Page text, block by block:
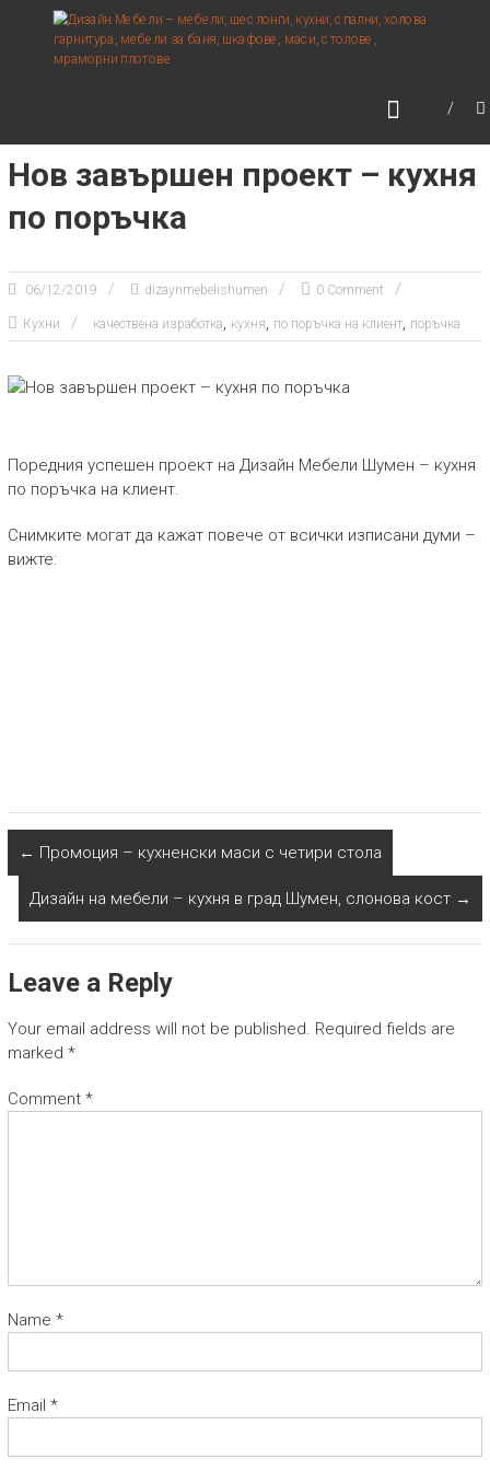
content
ДИЗАЙН МЕБЕЛИ –
МЕБЕЛИ, ШЕСЛОНГИ,
БАНЯ, ШКАФОВЕ, МАСИ,
СТОЛОВЕ, МРАМОРНИ
ПЛОТОВЕ
Нов завършен проект – кухня
по поръчка
06/12/2019 dizaynmebelishumen 0 Comment
Кухни качествена изработка, кухня, по поръчка на клиент, поръчка
Поредния успешен проект на Дизайн Мебели Шумен – кухня
по поръчка на клиент.
Снимките могат да кажат повече от всички изписани думи –
вижте:
← Промоция – кухненски маси с четири стола
Дизайн на мебели – кухня в град Шумен, слонова кост →
Leave a Reply
Your email address will not be published. Required fields are
marked *
Comment *
Name *
Email *